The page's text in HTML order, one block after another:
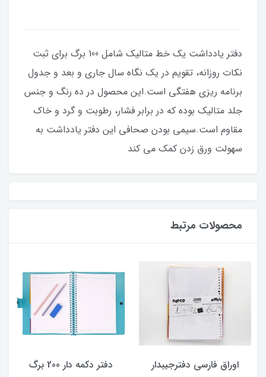
دفتر یادداشت یک خط متالیک شامل 100 برگ برای ثبت
نکات روزانه، تقویم در یک نگاه سال جاری و بعد و جدول
برنامه ریزی هفتگی است.این محصول در ده رنگ و جنس
جلد متالیک بوده که در برابر فشار، رطوبت و گرد و خاک
مقاوم است.سیمی بودن صحافی این دفتر یادداشت به
سهولت ورق زدن کمک می کند
محصولات مرتبط
اوراق فارسی دفترجیبدار دفتر دکمه دار 200 برگ